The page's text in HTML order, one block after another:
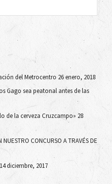
del Metrocentro 26 enero, 2018
Gago sea peatonal antes de las
de la cerveza Cruzcampo» 28
CONCURSO A TRAVÉS DE
14 diciembre, 2017